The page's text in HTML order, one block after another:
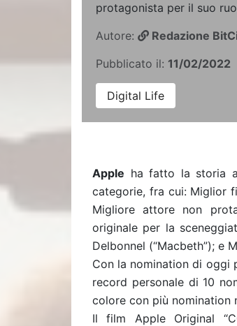
protagonista per il suo
Autore:
Redazione
Pubblicato il: 11/02/2022
Digital Life
Apple ha fatto la storia
categorie, fra cui: Miglior
Migliore attore non
originale per la
Delbonnel (“Macbeth”); e
Con la nomination di oggi
record personale di 10
colore con più nomination
Il film Apple Original